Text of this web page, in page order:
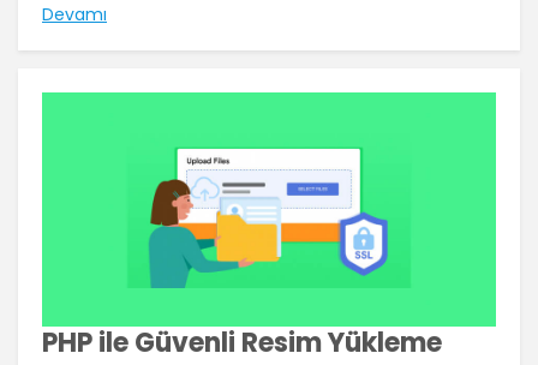
Devamı
PHP ile Güvenli Resim Yükleme